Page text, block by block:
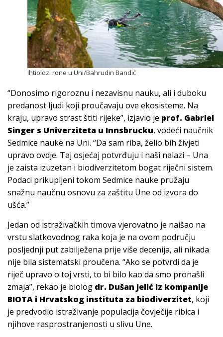
Ihtiolozi rone u Uni/Bahrudin Bandić
“Donosimo rigoroznu i nezavisnu nauku, ali i duboku
predanost ljudi koji proučavaju ove ekosisteme. Na
kraju, upravo strast štiti rijeke”, izjavio je prof. Gabriel
Singer s Univerziteta u Innsbrucku, vodeći naučnik
Sedmice nauke na Uni. “Da sam riba, želio bih živjeti
upravo ovdje. Taj osjećaj potvrđuju i naši nalazi – Una
je zaista izuzetan i biodiverzitetom bogat riječni sistem.
Podaci prikupljeni tokom Sedmice nauke pružaju
snažnu naučnu osnovu za zaštitu Une od izvora do
ušća.”
Jedan od istraživačkih timova vjerovatno je naišao na
vrstu slatkovodnog raka koja je na ovom području
posljednji put zabilježena prije više decenija, ali nikada
nije bila sistematski proučena. “Ako se potvrdi da je
riječ upravo o toj vrsti, to bi bilo kao da smo pronašli
zmaja”, rekao je biolog dr. Dušan Jelić iz kompanije
BIOTA i Hrvatskog instituta za biodiverzitet, koji
je predvodio istraživanje populacija čovječije ribica i
njihove rasprostranjenosti u slivu Une.